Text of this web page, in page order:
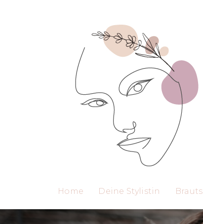
Home Deine Stylistin